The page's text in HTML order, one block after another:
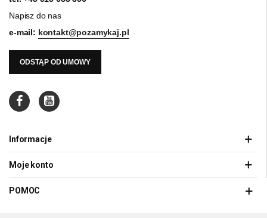
Napisz do nas
e-mail: kontakt@pozamykaj.pl
ODSTĄP OD UMOWY
Informacje
Moje konto
POMOC